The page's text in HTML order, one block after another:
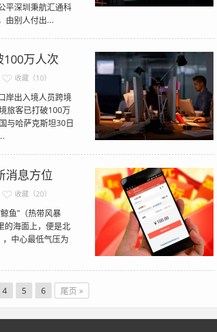
平深圳秉航汇通科
由别人付出...
万人次
收藏（10）
岸出入境人员跨境
旅客已打破100万
与哈萨克斯坦30日
消息方位
收藏（20）
鱼”（热带风暴
的海面上，便是北
中心最低气压为
4 5 6 尾页 »